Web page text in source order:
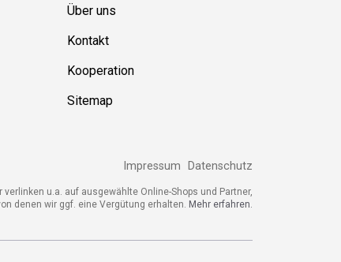
Über uns
Kontakt
Kooperation
Sitemap
Impressum Datenschutz
u.a. auf ausgewählte Online-Shops und Partner,
denen wir ggf. eine Vergütung erhalten. Mehr erfahren.